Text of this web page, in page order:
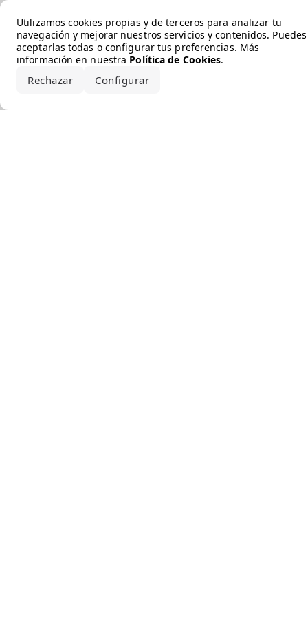
Utilizamos cookies propias y de terceros para analizar tu
navegación y mejorar nuestros servicios y contenidos. Puedes
aceptarlas todas o configurar tus preferencias. Más
información en nuestra Política de Cookies.
Rechazar Configurar
Error loading the brand